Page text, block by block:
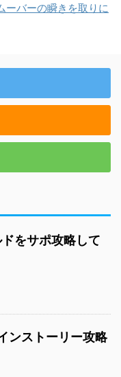
ーバーの瞬きを取りに
をサポ攻略して
ンストーリー攻略